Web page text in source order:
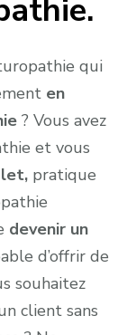
qui
en
? Vous avez
et vous
pratique
devenir un
d’offrir de
souhaitez
client sans